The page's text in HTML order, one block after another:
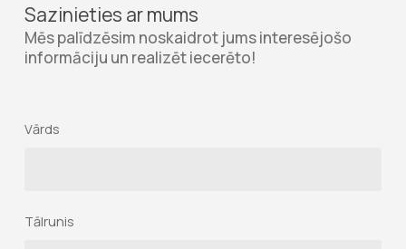
Sazinieties ar mums
Mēs palīdzēsim noskaidrot jums interesējošo
informāciju un realizēt iecerēto!
Vārds
Tālrunis